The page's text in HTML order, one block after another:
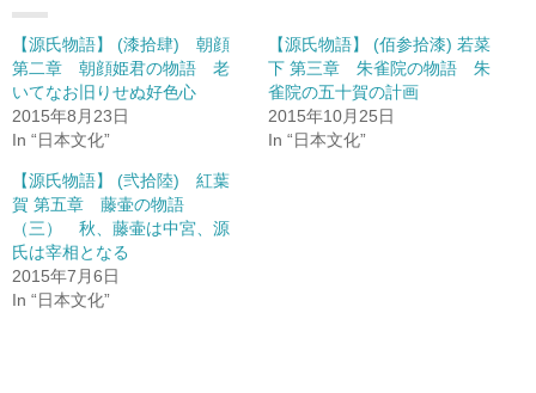
e
r
で
共
有
(
新
し
ウ
ィ
ン
ド
で
開
き
ま
す
す
る
に
は
ク
リ
ッ
て
く
だ
さ
い
(
新
し
い
【源氏物語】 (漆拾肆) 朝顔
第二章 朝顔姫君の物語 老
いてなお旧りせぬ好色心
2015年8月23日
In “日本文化”
【源氏物語】 (佰参拾漆) 若菜
下 第三章 朱雀院の物語 朱
雀院の五十賀の計画
2015年10月25日
In “日本文化”
【源氏物語】 (弐拾陸) 紅葉
賀 第五章 藤壷の物語
（三） 秋、藤壷は中宮、源
氏は宰相となる
2015年7月6日
In “日本文化”